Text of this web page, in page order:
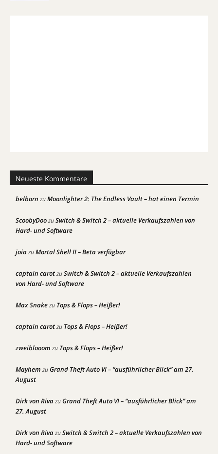
Neueste Kommentare
belborn zuMoonlighter 2: The Endless Vault – hat einen Termin
ScoobyDoozuSwitch & Switch 2 – aktuelle Verkaufszahlen von
Hard- und Software
joiazuMortal Shell II – Beta verfügbar
captain carotzuSwitch & Switch 2 – aktuelle Verkaufszahlen
von Hard- und Software
Max Snakezu Tops & Flops – Heißer!
captain carotzu Tops & Flops – Heißer!
zweiblooom zu Tops & Flops – Heißer!
Mayhem zuGrand Theft Auto VI – “ausführlicher Blick” am 27.
August
Dirk von RivazuGrand Theft Auto VI – “ausführlicher Blick” am
27. August
Dirk von RivazuSwitch & Switch 2 – aktuelle Verkaufszahlen von
Hard- und Software